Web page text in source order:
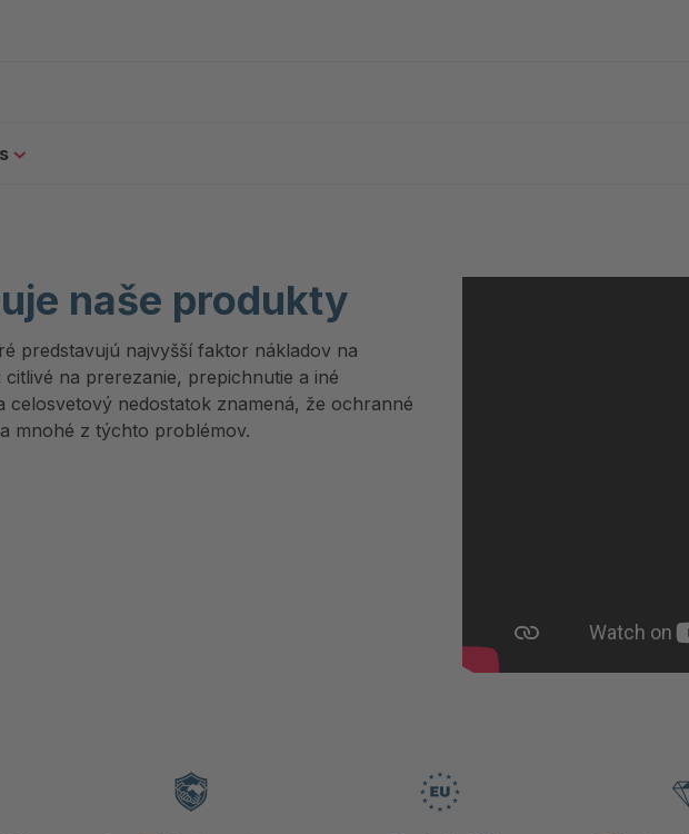
naše produkty
predstavujú najvyšší faktor nákladov na
na prerezanie, prepichnutie a iné
celosvetový nedostatok znamená, že ochranné
mnohé z týchto problémov.